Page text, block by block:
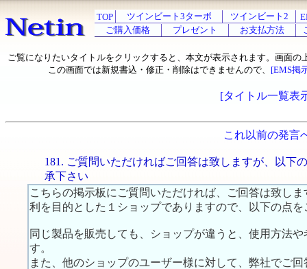
TOP ツインビート3ターボ ツインビート2
ご購入価格
プレゼント お支払方法
ご覧になりたいタイトルをクリックすると、本文が表示されます。画面の
この画面では新規書込・修正・削除はできませんので、 [EMS掲
[タイトル一覧表
これ以前の発言
181. ご質問いただければご回答は致しますが、以下
承下さい
こちらの掲示板にご質問いただければ、ご回答は致し
利を目的とした１ショップでありますので、以下の点
同じ製品を販売しても、ショップが違うと、使用方法
す。
また、他のショップのユーザー様に対して、弊社でご